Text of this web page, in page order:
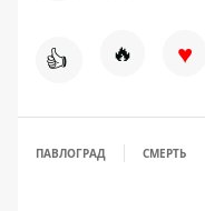
👍 🔥 ♥
ПАВЛОГРАД СМЕРТЬ